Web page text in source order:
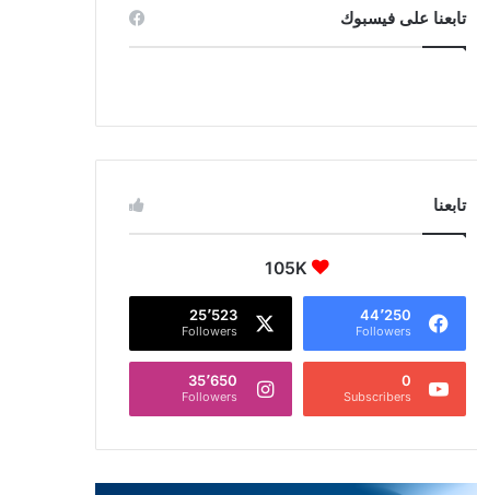
تابعنا على فيسبوك
تابعنا
105K
44٬250
Followers
25٬523
Followers
0
Subscribers
35٬650
Followers